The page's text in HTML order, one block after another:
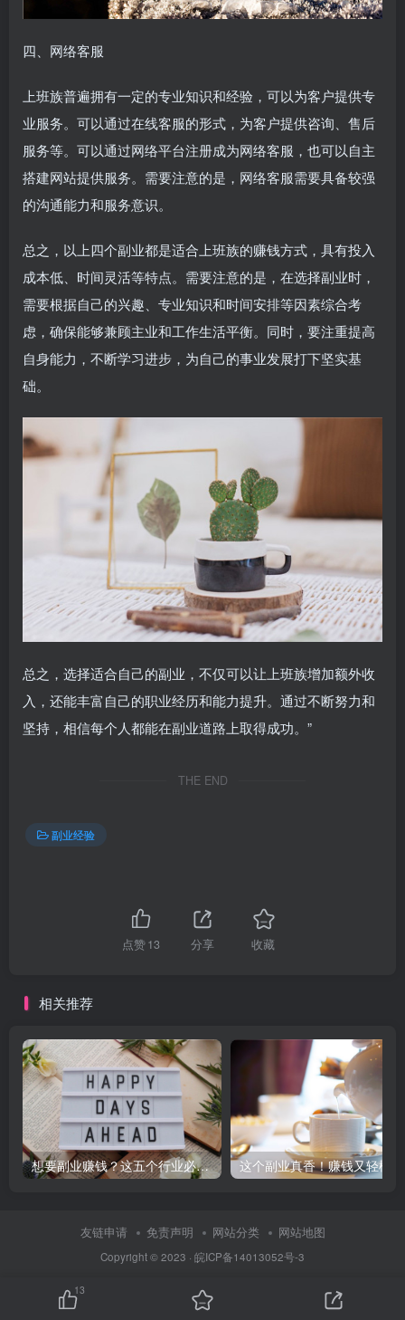
四、网络客服
上班族普遍拥有一定的专业知识和经验，可以为客户提供专
业服务。可以通过在线客服的形式，为客户提供咨询、售后
服务等。可以通过网络平台注册成为网络客服，也可以自主
搭建网站提供服务。需要注意的是，网络客服需要具备较强
的沟通能力和服务意识。
总之，以上四个副业都是适合上班族的赚钱方式，具有投入
成本低、时间灵活等特点。需要注意的是，在选择副业时，
需要根据自己的兴趣、专业知识和时间安排等因素综合考
虑，确保能够兼顾主业和工作生活平衡。同时，要注重提高
自身能力，不断学习进步，为自己的事业发展打下坚实基
础。
总之，选择适合自己的副业，不仅可以让上班族增加额外收
入，还能丰富自己的职业经历和能力提升。通过不断努力和
坚持，相信每个人都能在副业道路上取得成功。”
THE END
副业经验
点赞13 分享 收藏
相关推荐
想要副业赚钱？这五个行业必看！ 这个副业真香！赚钱又轻松！
友链申请 免责声明 网站分类 网站地图
Copyright © 2023 · 皖ICP备14013052号-3
13